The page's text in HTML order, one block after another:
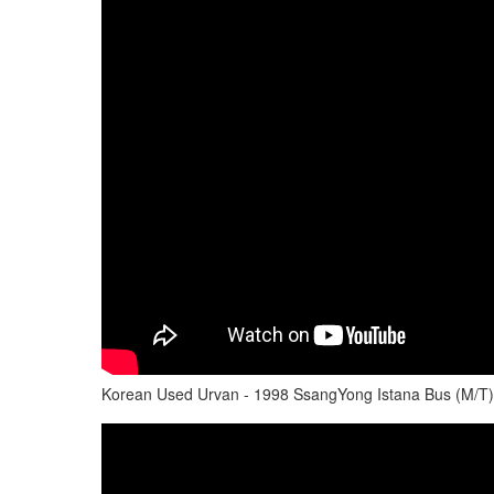
Korean Used Urvan - 1998 SsangYong Istana Bus (M/